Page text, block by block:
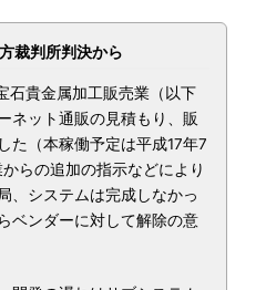
裁判所判決から
石貴金属加工販売業（以下
ネット通販の見積もり、販
た（本稼働予定は平成17年7
らの追加の指示などにより
、システムは完成しなかっ
ベンダーに対して解除の意